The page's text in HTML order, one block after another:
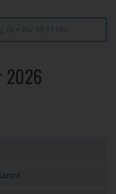
Di + Do, 10-11 Uhr
2026